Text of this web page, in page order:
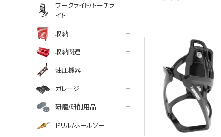
ワークライト/トーチラ
イト
収納
収納関連
油圧機器
ガレージ
研磨/研削用品
ドリル/ホールソー